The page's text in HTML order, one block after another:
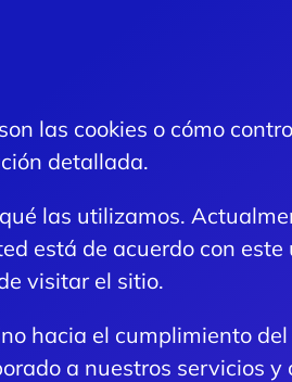
las cookies o cómo
detallada.
las utilizamos.
está de acuerdo con este
visitar el sitio.
hacia el cumplimiento
a nuestros servicios y